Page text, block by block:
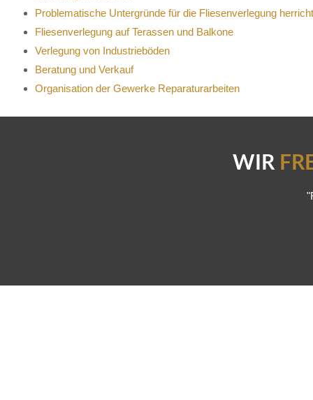
Problematische Untergründe für die Fliesenverlegung
Fliesenverlegung auf Terassen und Balkone
Verlegung von Industrieböden
Beratung und Verkauf
Organisation der Gewerke Reparaturarbeiten
WIR